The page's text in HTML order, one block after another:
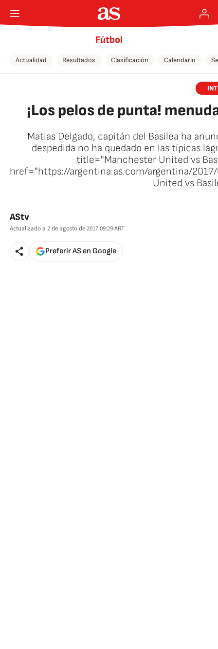
Fútbol
Actualidad Resultados Clasificación Calendario
¡Los pelos de punta!
Matias Delgado, capitán del Basilea ha
despedida no ha quedado en las típicas
title="Manchester United vs
href="https://argentina.as.com/argentina/
United vs
AStv
Actualizado a 2 de agosto de 2017 09:29ART
Preferir AS en Google